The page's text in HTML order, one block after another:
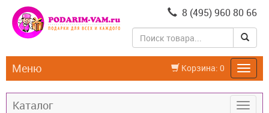
8 (495) 960 80 66
Корзина: 0
Меню
Каталог